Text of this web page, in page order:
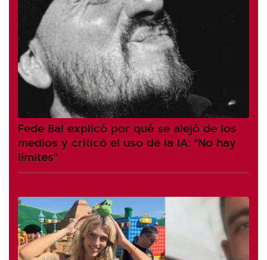
Fede Bal explicó por qué se alejó de los
medios y criticó el uso de la IA: "No hay
límites"